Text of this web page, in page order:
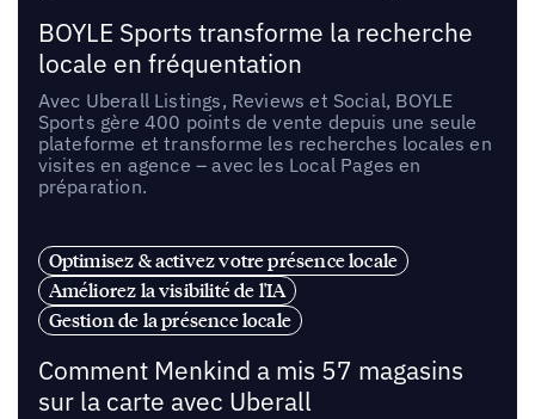
BOYLE Sports transforme la recherche
locale en fréquentation
Avec Uberall Listings, Reviews et Social, BOYLE
Sports gère 400 points de vente depuis une seule
plateforme et transforme les recherches locales en
visites en agence – avec les Local Pages en
préparation.
Optimisez & activez votre présence locale
Améliorez la visibilité de l'IA
Gestion de la présence locale
Comment Menkind a mis 57 magasins
sur la carte avec Uberall